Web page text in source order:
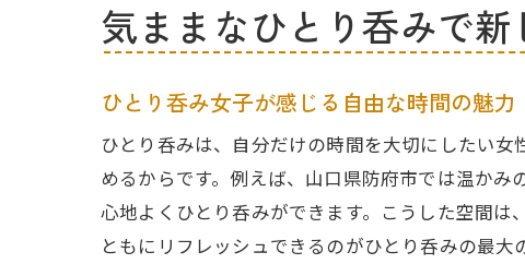
気ままなひとり呑みで
ひとり呑み女子が感じる自由な時間の魅力
ひとり呑みは、自分だけの時間を大切にしたい
めるからです。例えば、山口県防府市では温か
心地よくひとり呑みができます。こうした空間
ともにリフレッシュできるのがひとり呑みの最大